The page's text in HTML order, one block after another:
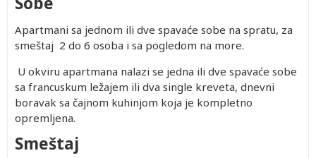
Apartmani sa jednom ili dve spavaće sobe na spratu, za
smeštaj 2 do 6 osoba i sa pogledom na more.
U okviru apartmana nalazi se jedna ili dve spavaće sobe
sa francuskum ležajem ili dva single kreveta, dnevni
boravak sa čajnom kuhinjom koja je kompletno
opremljena.
Smeštaj
11.99)
290.00
290.00
513.00
493.00 Besplatno290.00
490.00
Prvo
dete 2-
11.99